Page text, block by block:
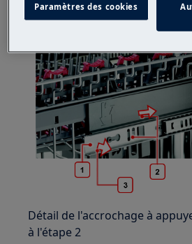
Détail de l'accrochage à
à l'étape 2
Paramètres des cookies